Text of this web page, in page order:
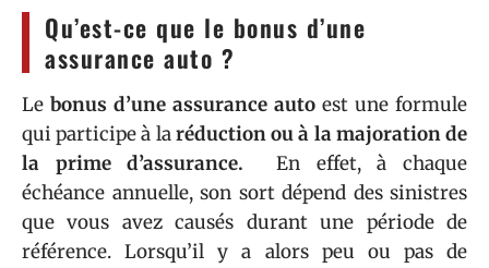
Qu’est-ce que le bonus d’une
assurance auto ?
Le bonus d’une assurance auto est une formule
qui participe à laréduction ou à la majoration de
la prime d’assurance. En effet, à chaque
échéance annuelle, son sort dépend des sinistres
que vous avez causés durant une période de
référence. Lorsqu’il y a alors peu ou pas de